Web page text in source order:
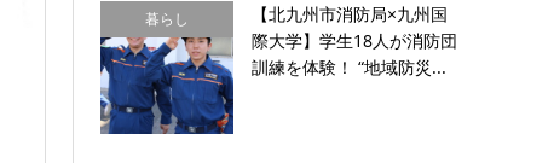
暮らし
【北九州市消防局×九州国
際大学】学生18人が消防団
訓練を体験！ “地域防災...